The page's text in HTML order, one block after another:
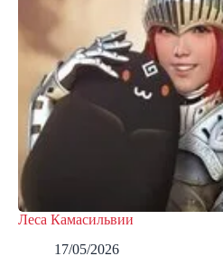
Леса Камасильвии
17/05/2026